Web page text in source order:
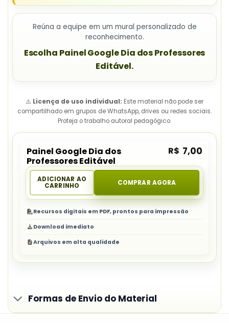
Reúna a equipe em um mural personalizado de
reconhecimento.
Escolha Painel Google Dia dos Professores
Editável.
⚠️ Licença de uso individual: Este material não pode ser
compartilhado em grupos de WhatsApp, drives ou redes sociais.
Proteja o trabalho autoral pedagógico.
Painel Google Dia dos
Professores Editável
R$ 7,00
ADICIONAR AO
CARRINHO
COMPRAR AGORA
Recursos digitais em PDF, prontos para impressão
Download imediato
Arquivos em alta qualidade
Formas de Envio do Material